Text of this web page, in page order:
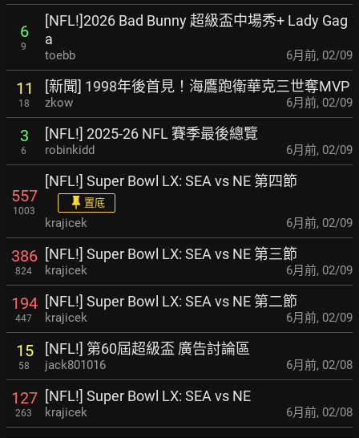
6
9
[NFL!]2026 Bad Bunny 超級盃中場秀+ Lady Gag
a
toebb 6月前, 02/09
11
18
[新聞] 1998年後首見！海鷹跑衛華克三世奪MVP
zkow 6月前, 02/09
3
6
[NFL!] 2025-26 NFL 賽季最後總覽
robinkidd 6月前, 02/09
557
1003
[NFL!] Super Bowl LX: SEA vs NE 第四節
置底
krajicek 6月前, 02/09
386
824
[NFL!] Super Bowl LX: SEA vs NE 第三節
krajicek 6月前, 02/09
194
447
[NFL!] Super Bowl LX: SEA vs NE 第二節
krajicek 6月前, 02/09
15
58
[NFL!] 第60屆超級盃 廣告討論區
jack801016 6月前, 02/08
127
263
[NFL!] Super Bowl LX: SEA vs NE
krajicek 6月前, 02/08